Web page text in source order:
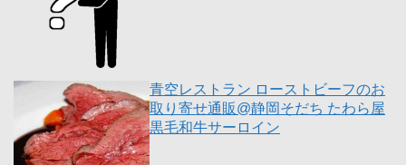
青空レストラン ローストビーフのお
取り寄せ通販@静岡そだち たわら屋
黒毛和牛サーロイン